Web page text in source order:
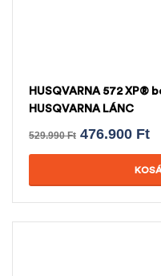
HUSQVARNA 572 XP®
HUSQVARNA LÁNC
529.990Ft 476.900 Ft